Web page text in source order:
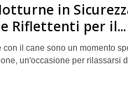
in
Riflettenti per il...
con il cane sono un momento
un'occasione per rilassarsi